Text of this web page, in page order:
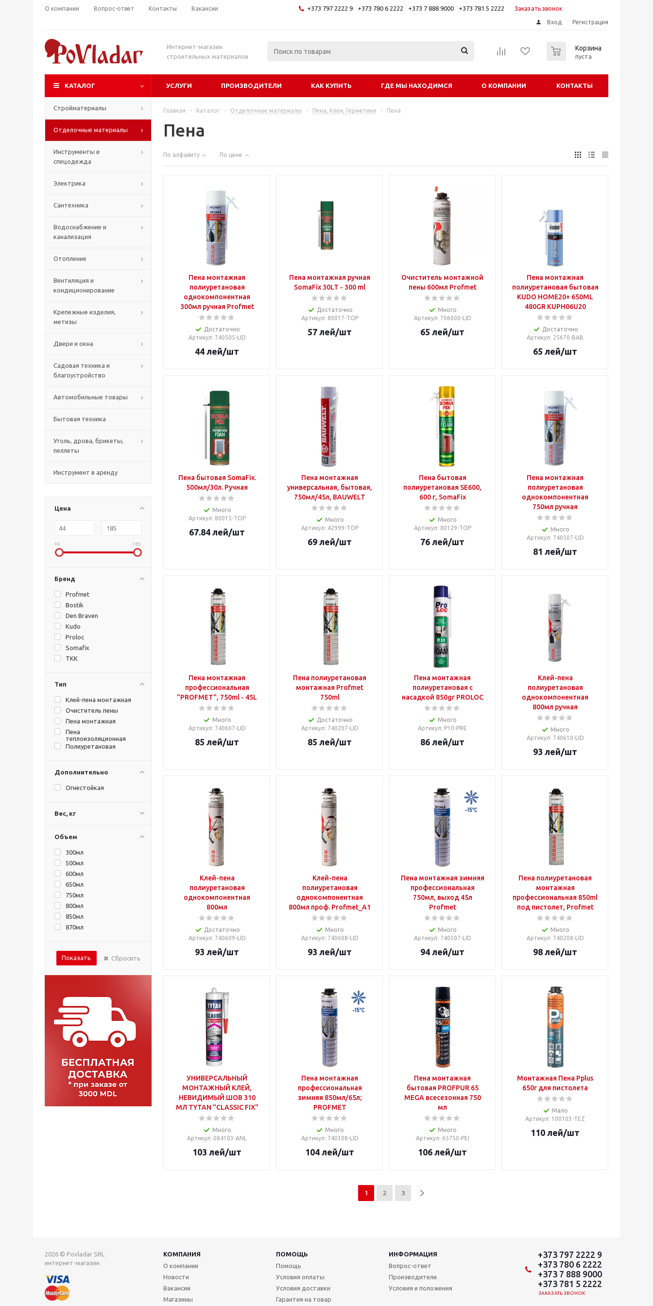
О компании Вопрос-ответ Контакты Вакансии +373 797 2222 9 +373 780 6 2222 +373 7 888 9000 +373 781 5 2222 Заказать звонок
Вход Регистрация
Интернет-магазин
строительных материалов
Корзина
пуста
КАТАЛОГ УСЛУГИ ПРОИЗВОДИТЕЛИ КАК КУПИТЬ ГДЕ МЫ НАХОДИМСЯ О КОМПАНИИ КОНТАКТЫ
Стройматериалы
Отделочные материалы
Инструменты и
спецодежда
Электрика
Сантехника
Водоснабжение и
канализация
Отопление
Вентиляция и
кондиционирование
Крепежные изделия,
метизы
Двери и окна
Садовая техника и
благоустройство
Автомобильные товары
Бытовая техника
Уголь, дрова, брикеты,
пеллеты
Инструмент в аренду
Цена
44 185
Бренд
Profmet
Bostik
Den Braven
Kudo
Proloc
Somafix
TKK
Тип
Клей-пена монтажная
Очиститель пены
Пена монтажная
Пена
теплоизоляционная
Полиуретановая
Дополнительно
Огнестойкая
Вес, кг
Объем
300мл
500мл
600мл
650мл
750мл
800мл
850мл
870мл
Показать Сбросить
Главная - Каталог - Отделочные материалы - Пена, Клеи, Герметики - Пена
Пена
По алфавиту По цене
Пена монтажная
полиуретановая
однокомпонентная
300мл ручная Profmet
Достаточно
Артикул: 740505-LID
44 лей/шт
Пена монтажная ручная
SomaFix 30LT - 300 ml
Достаточно
Артикул: 80017-TOP
57 лей/шт
Очиститель монтажной
пены 600мл Profmet
Много
Артикул: 706000-LID
65 лей/шт
Пена монтажная
полиуретановая бытовая
KUDO HOME20+ 650ML
480GR KUPH06U20
Достаточно
Артикул: 25670-BAB
65 лей/шт
Пена бытовая SomaFix.
500мл/30л. Ручная
Много
Артикул: 80015-TOP
67.84 лей/шт
Пена монтажная
универсальная, бытовая,
750мл/45л, BAUWELT
Много
Артикул: 42999-TOP
69 лей/шт
Пена бытовая
полиуретановая SE600,
600 г, SomaFix
Много
Артикул: 80129-TOP
76 лей/шт
Пена монтажная
полиуретановая
однокомпонентная
750мл ручная
Много
Артикул: 740507-LID
81 лей/шт
Пена монтажная
профессиональная
"PROFMET", 750ml - 45L
Много
Артикул: 740607-LID
85 лей/шт
Пена полиуретановая
монтажная Profmet
750ml
Достаточно
Артикул: 740207-LID
85 лей/шт
Пена монтажная
полиуретановая с
насадкой 850gr PROLOC
Много
Артикул: P10-PRE
86 лей/шт
Клей-пена
полиуретановая
однокомпонентная
800мл ручная
Много
Артикул: 740610-LID
93 лей/шт
Клей-пена
полиуретановая
однокомпонентная
800мл
Достаточно
Артикул: 740609-LID
93 лей/шт
Клей-пена
полиуретановая
однокомпонентная
800мл проф. Profmet_A1
Много
Артикул: 740608-LID
93 лей/шт
Пена монтажная зимняя
профессиональная
750мл, выход 45л
Profmet
Много
Артикул: 740307-LID
94 лей/шт
Пена полиуретановая
монтажная
профессиональная 850ml
под пистолет, Profmet
Много
Артикул: 740208-LID
98 лей/шт
УНИВЕРСАЛЬНЫЙ
МОНТАЖНЫЙ КЛЕЙ,
НЕВИДИМЫЙ ШОВ 310
МЛ TYTAN "CLASSIC FIX"
Много
Артикул: 084103-ANL
103 лей/шт
Пена монтажная
профессиональная
зимняя 850мл/65л;
PROFMET
Много
Артикул: 740308-LID
104 лей/шт
Пена монтажная
бытовая PROFPUR 65
MEGA всесезонная 750
мл
Много
Артикул: 65750-PEI
106 лей/шт
Монтажная Пена Pplus
650г для пистолета
Мало
Артикул: 100103-TEZ
110 лей/шт
1 2 3
2026 © Povladar SRL
интернет-магазин
КОМПАНИЯ ПОМОЩЬ
ИНФОРМАЦИЯ
О компании
Новости
Вакансии
Магазины
Помощь
Условия оплаты
Условия доставки
Гарантия на товар
Вопрос-ответ
Производители
Условия и положения
+373 797 2222 9
+373 780 6 2222
+373 7 888 9000
+373 781 5 2222
ЗАКАЗАТЬ ЗВОНОК